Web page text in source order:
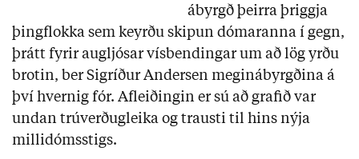
ábyrgð þeirra þriggja
þingflokka sem keyrðu skipun dómaranna í gegn,
þrátt fyrir augljósar vísbendingar um að lög yrðu
brotin, ber Sigríður Andersen meginábyrgðina á
því hvernig fór. Afleiðingin er sú að grafið var
undan trúverðugleika og trausti til hins nýja
millidómsstigs.